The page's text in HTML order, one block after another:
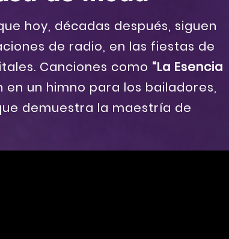
hoy, décadas después, siguen
de radio, en las fiestas de
Canciones como “La Esencia
en un himno para los bailadores,
demuestra la maestría de